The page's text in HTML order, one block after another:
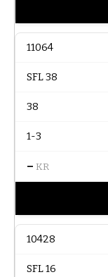
11064
SFL 38
38
1-3
– KR
10428
SFL 16